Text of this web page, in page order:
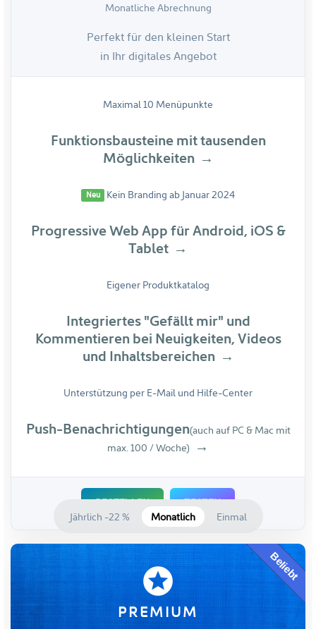
Monatliche Abrechnung
Perfekt für den kleinen Start
in Ihr digitales Angebot
Maximal 10 Menüpunkte
Funktionsbausteine mit tausenden
Möglichkeiten
Neu Kein Branding ab Januar 2024
Progressive Web App für Android, iOS &
Tablet
Eigener Produktkatalog
Integriertes "Gefällt mir" und
Kommentieren bei Neuigkeiten, Videos
und Inhaltsbereichen
Unterstützung per E-Mail und Hilfe-Center
Push-Benachrichtigungen(auch auf PC & Mac mit
max. 100 / Woche)
BESTELLEN TESTEN
Jährlich -22 % Monatlich Einmal
Beliebt
stars
PREMIUM